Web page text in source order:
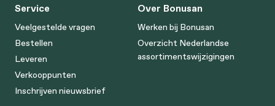
Service
Veelgestelde vragen
Bestellen
Leveren
Verkooppunten
Inschrijven nieuwsbrief
Over Bonusan
Werken bij Bonusan
Overzicht Nederlandse
assortimentswijzigingen